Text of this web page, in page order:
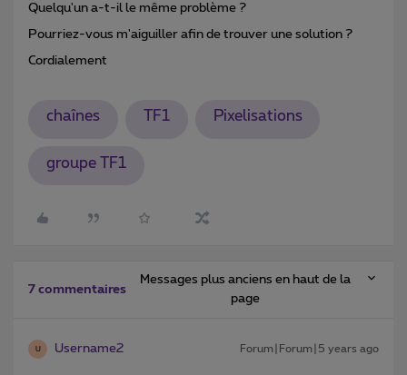
Quelqu'un a-t-il le même problème ?
Pourriez-vous m'aiguiller afin de trouver une solution ?
Cordialement
chaînes TF1 Pixelisations
groupe TF1
7 commentaires
Messages plus anciens en haut de la
page
U Username2 Forum|Forum|5 years ago